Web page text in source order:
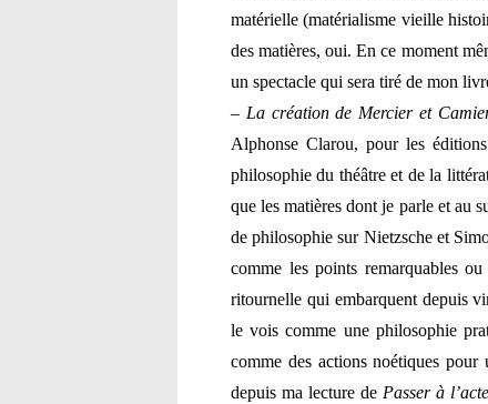
matérielle (matérialisme vieille
des matières, oui. En ce moment
un spectacle qui sera tiré de mon
– La création de Mercier et
Alphonse Clarou, pour les
philosophie du théâtre et de la
que les matières dont je parle et au
de philosophie sur Nietzsche et
comme les points remarquables
ritournelle qui embarquent depuis
le vois comme une philosophie
comme des actions noétiques
depuis ma lecture de Passer à l’acte